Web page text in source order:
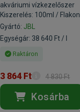
akváriumi vízkezelőszer
Kiszerelés: 100ml / Flakon
Gyártó: JBL
Egységár: 38 640 Ft / l
Raktáron
3 864 Ft 4 830 Ft
Kosárba